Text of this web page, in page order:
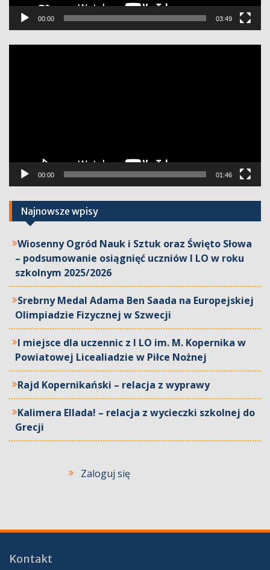
00:00 03:49
00:00 01:46
Najnowsze wpisy
Wiosenny Ogród Nauk i Sztuk oraz Święto Słowa
– podsumowanie osiągnięć uczniów I LO w roku
szkolnym 2025/2026
Srebrny Medal Adama Ben Saada na Europejskiej
Olimpiadzie Fizycznej w Szwecji
I miejsce dla uczennic z I LO im. M. Kopernika w
Powiatowej Licealiadzie w Piłce Nożnej
Rajd Kopernikański – relacja z wyprawy
Kalimera Ellada! – relacja z wycieczki szkolnej do
Grecji
Zaloguj się
Kontakt